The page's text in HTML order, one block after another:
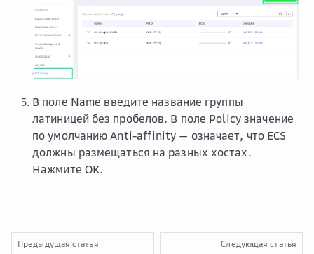
В поле Name введите название группы
латиницей без пробелов. В поле Policy значение
по умолчаниюAnti-affinity — означает, что ECS
должны размещаться на разных хостах.
Нажмите OK.
Предыдущая статья Следующая статья